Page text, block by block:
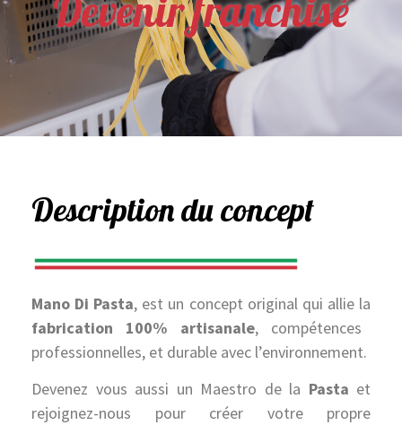
Description du concept
Mano Di Pasta, est un concept original qui allie la
fabrication 100% artisanale, compétences
professionnelles, et durable avec l’environnement.
Devenez vous aussi un Maestro de la Pasta et
rejoignez-nous pour créer votre propre